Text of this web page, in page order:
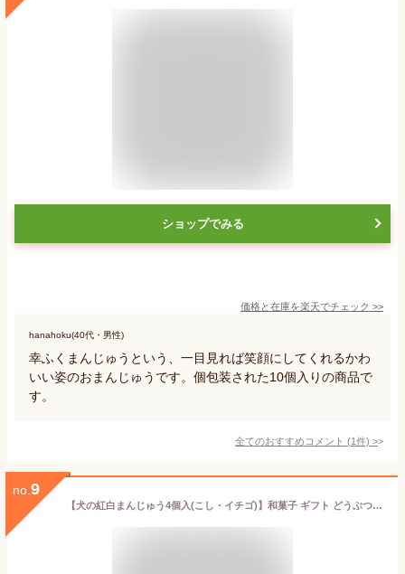
ショップでみる
価格と在庫を楽天でチェック >>
hanahoku(40代・男性)
幸ふくまんじゅうという、一目見れば笑顔にしてくれるかわ
いい姿のおまんじゅうです。個包装された10個入りの商品で
す。
全てのおすすめコメント (1件) >
no. 9
【犬の紅白まんじゅう4個入(こし・イチゴ)】和菓子 ギフト どうぶつ饅頭 いぬ 薯蕷饅頭 ブライダル 結婚式 パーティー お祝い 出産 贈り物 動物 イヌ 寿 ウエディング ご挨拶 可愛い 誕生日 お返し 内祝い 手土産 引菓子 プレゼント 贈答品 イベント 詰め合わせ お取り寄せ